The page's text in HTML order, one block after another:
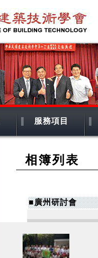
服務項目
相簿列表
■廣州研討會